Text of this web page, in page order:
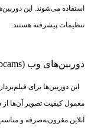
استفاده می‌شوند. این
تنظیمات پیشرفته هستند.
دوربین‌های وب (Webcams)
این دوربین‌ها برای
معمول کیفیت تصویر آن‌ها از
آنلاین مقرون‌به‌صرفه و